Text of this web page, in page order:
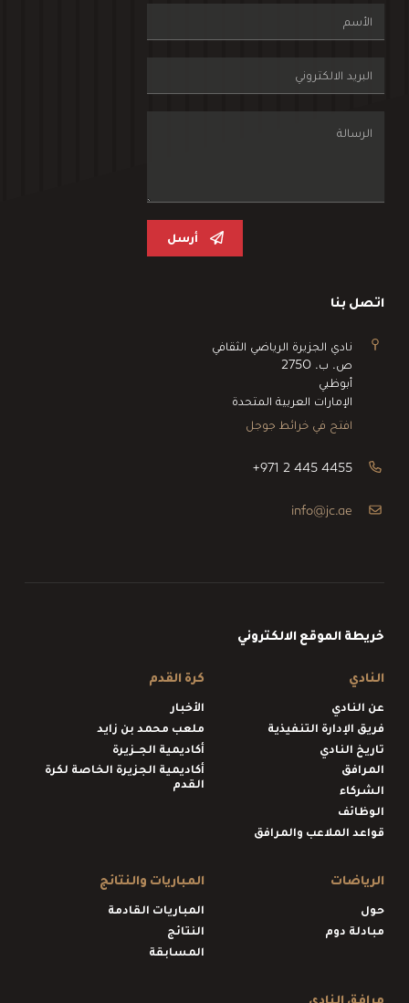
أرسل
اتصل بنا
نادي الجزيرة الرياضي الثقافي
ص. ب. 2750
أبوظبي
الإمارات العربية المتحدة
افتح في خرائط جوجل
+971 2 445 4455
info@jc.ae
خريطة الموقع الالكتروني
النادي
عن النادي
فريق الإدارة التنفيذية
تاريخ النادي
المرافق
الشركاء
الوظائف
قواعد الملاعب والمرافق
كرة القدم
الأخبار
ملعب محمد بن زايد
أكاديمية الجــزيرة
أكاديمية الجزيرة الخاصة لكرة
القدم
الرياضات
حول
مبادلة دوم
المباريات والنتائج
المباريات القادمة
النتائج
المسابقة
مرافق النادي